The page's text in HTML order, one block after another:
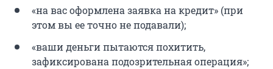
«на вас оформлена заявка на кредит» (при
этом вы ее точно не подавали);
«ваши деньги пытаются похитить,
зафиксирована подозрительная операция»;